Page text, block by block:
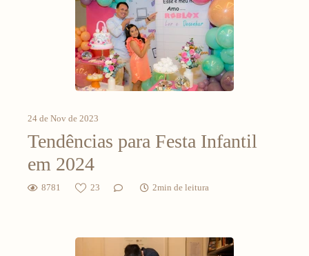
24 de Nov de 2023
Tendências para Festa Infantil
em 2024
8781 23 2min de leitura